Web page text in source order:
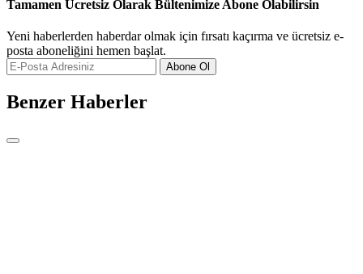
Tamamen Ücretsiz Olarak Bültenimize Abone Olabilirsin
Yeni haberlerden haberdar olmak için fırsatı kaçırma ve ücretsiz e-
posta aboneliğini hemen başlat.
Abone Ol
Benzer Haberler